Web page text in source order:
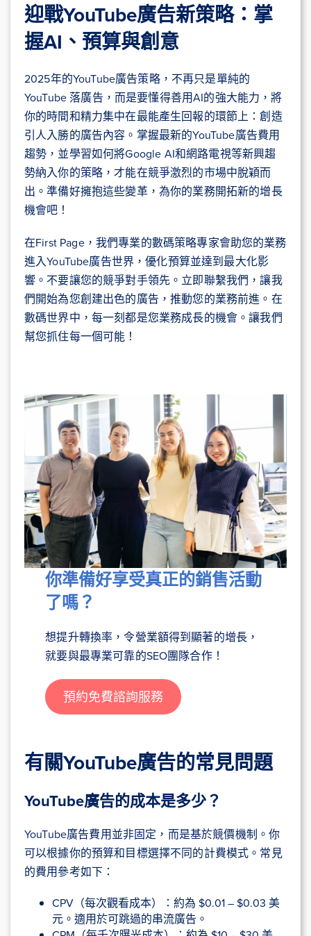
迎戰YouTube廣告新策略：掌
握AI、預算與創意
2025年的YouTube廣告策略，不再只是單純的
YouTube 落廣告，而是要懂得善用AI的強大能力，將
你的時間和精力集中在最能產生回報的環節上：創造
引人入勝的廣告內容。掌握最新的YouTube廣告費用
趨勢，並學習如何將Google AI和網路電視等新興趨
勢納入你的策略，才能在競爭激烈的市場中脫穎而
出。準備好擁抱這些變革，為你的業務開拓新的增長
機會吧！
在First Page，我們專業的數碼策略專家會助您的業務
進入YouTube廣告世界，優化預算並達到最大化影
響。不要讓您的競爭對手領先。立即聯繫我們，讓我
們開始為您創建出色的廣告，推動您的業務前進。在
數碼世界中，每一刻都是您業務成長的機會。讓我們
幫您抓住每一個可能！
你準備好享受真正的銷售活動
了嗎？
想提升轉換率，令營業額得到顯著的增長，
就要與最專業可靠的SEO團隊合作！
預約免費諮詢服務
有關YouTube廣告的常見問題
YouTube廣告的成本是多少？
YouTube廣告費用並非固定，而是基於競價機制。你
可以根據你的預算和目標選擇不同的計費模式。常見
的費用參考如下：
CPV（每次觀看成本）：約為 $0.01 – $0.03 美
元。適用於可跳過的串流廣告。